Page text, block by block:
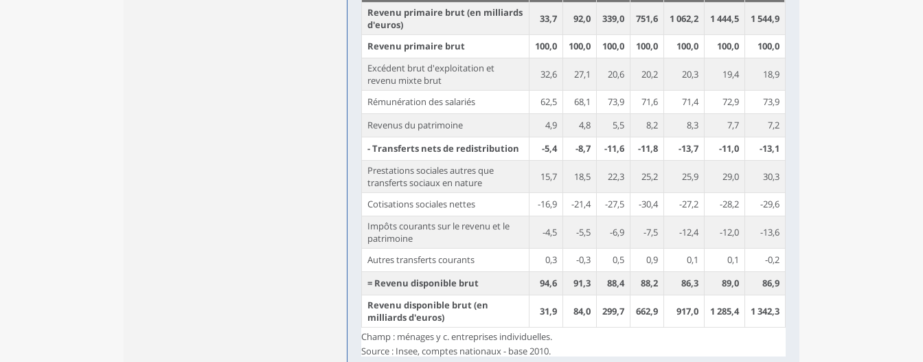
Revenu primaire brut (en milliards
d'euros)
33,7 92,0 339,0 751,6 1 062,2 1 444,5 1 544,9
Revenu primaire brut 100,0 100,0 100,0 100,0 100,0 100,0
100,0
Excédent brut d'exploitation et
revenu mixte brut
32,6 27,1 20,6 20,2 20,3 19,4 18,9
Rémunération des salariés 62,5 68,1 73,9 71,6 71,4 72,9
73,9
Revenus du patrimoine
4,9 4,8 5,5 8,2 8,3 7,7
7,2
- Transferts nets de redistribution
-5,4 -8,7 -11,6 -11,8 -13,7 -11,0
-13,1
Prestations sociales autres que
transferts sociaux en nature
15,7 18,5 22,3 25,2 25,9 29,0 30,3
Cotisations sociales nettes -16,9 -21,4 -27,5 -30,4 -27,2 -28,2
-29,6
Impôts courants sur le revenu et le
patrimoine
-4,5 -5,5 -6,9 -7,5 -12,4 -12,0 -13,6
Autres transferts courants 0,3 -0,3 0,5 0,9 0,1 0,1
-0,2
= Revenu disponible brut
94,6 91,3 88,4 88,2 86,3 89,0
86,9
Revenu disponible brut (en
milliards d'euros)
31,9 84,0 299,7 662,9 917,0 1 285,4 1 342,3
Champ : ménages y c. entreprises individuelles.
Source : Insee, comptes nationaux - base 2010.